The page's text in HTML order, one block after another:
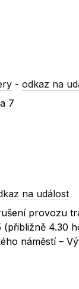
-odkaz na
7
na událost
provozu
4.30
náměstí –